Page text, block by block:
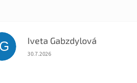
Iveta Gabzdylová
Hodnocení obchodu je 5 z 5 hvězdiček.
30.7.2026